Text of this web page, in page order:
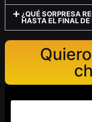
¿QUÉ SORPRESA
HASTA EL FINAL